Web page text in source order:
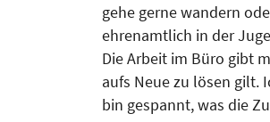
gehe gerne wandern
ehrenamtlich in der
Die Arbeit im Büro gibt
aufs Neue zu lösen gilt.
bin gespannt, was die